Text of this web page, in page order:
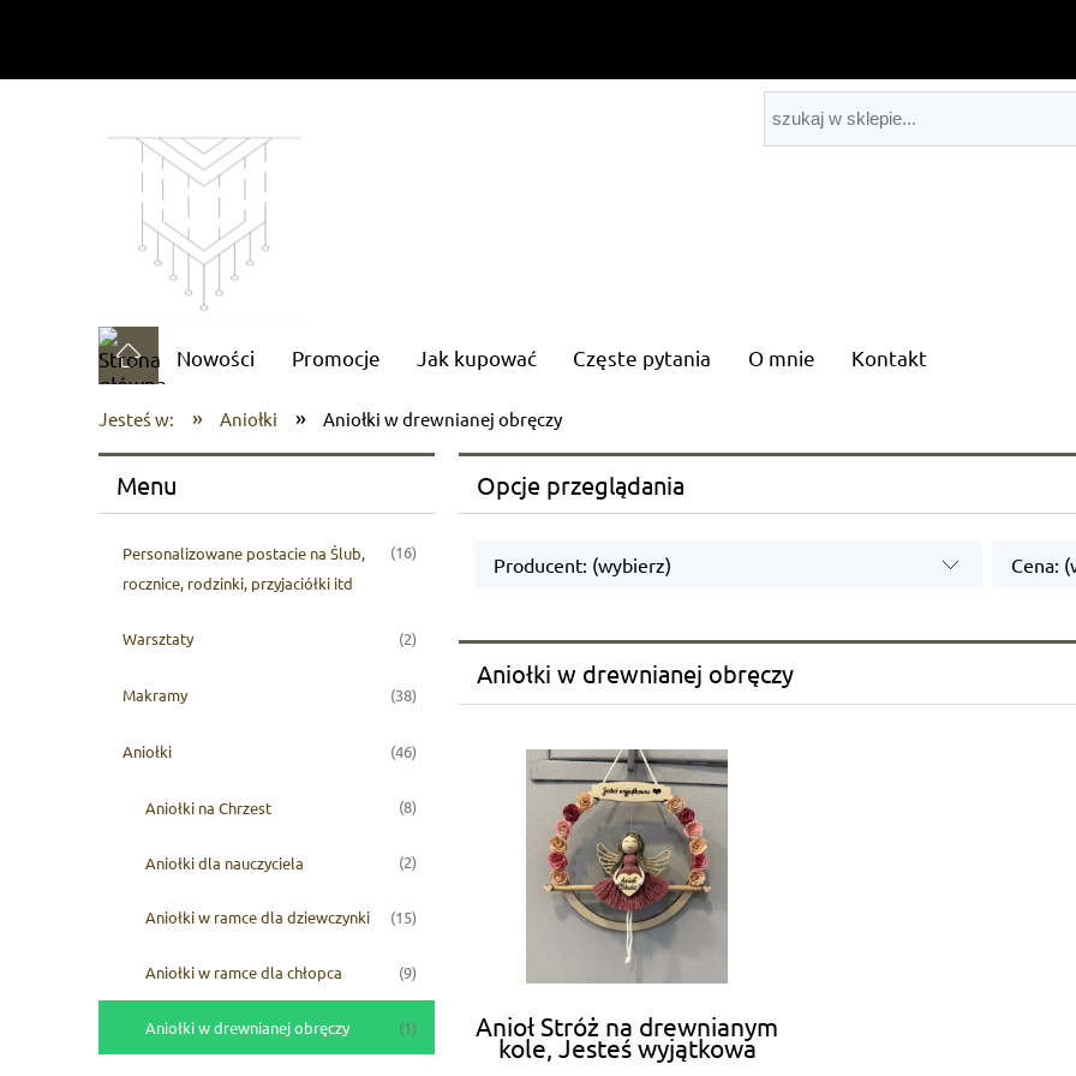
Nowości Promocje Jak kupować Częste pytania O mnie Kontakt
Jesteś w: » Aniołki » Aniołki w drewnianej obręczy
Menu
Personalizowane postacie na Ślub,
rocznice, rodzinki, przyjaciółki itd
(16)
Warsztaty (2)
Makramy (38)
Aniołki (46)
Aniołki na Chrzest (8)
Aniołki dla nauczyciela (2)
Aniołki w ramce dla dziewczynki (15)
Aniołki w ramce dla chłopca (9)
Aniołki w drewnianej obręczy (1)
Opcje przeglądania
Producent: (wybierz) Cena:
Aniołki w drewnianej obręczy
Anioł Stróż na drewnianym
kole, Jesteś wyjątkowa